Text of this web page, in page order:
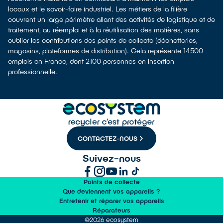
locaux et le savoir-faire industriel. Les métiers de la filière
couvrent un large périmètre allant des activités de logistique et de
traitement, au réemploi et à la réutilisation des matières, sans
oublier les contributions des points de collecte (déchetteries,
magasins, plateformes de distribution). Cela représente 14500
emplois en France, dont 2100 personnes en insertion
professionnelle.
CONTACTEZ-NOUS
Suivez-nous
Points de collecte
Que deviennent vos appareils ?
Entretenir et réparer vos appareils
Réparateurs
©2026 ecosystem